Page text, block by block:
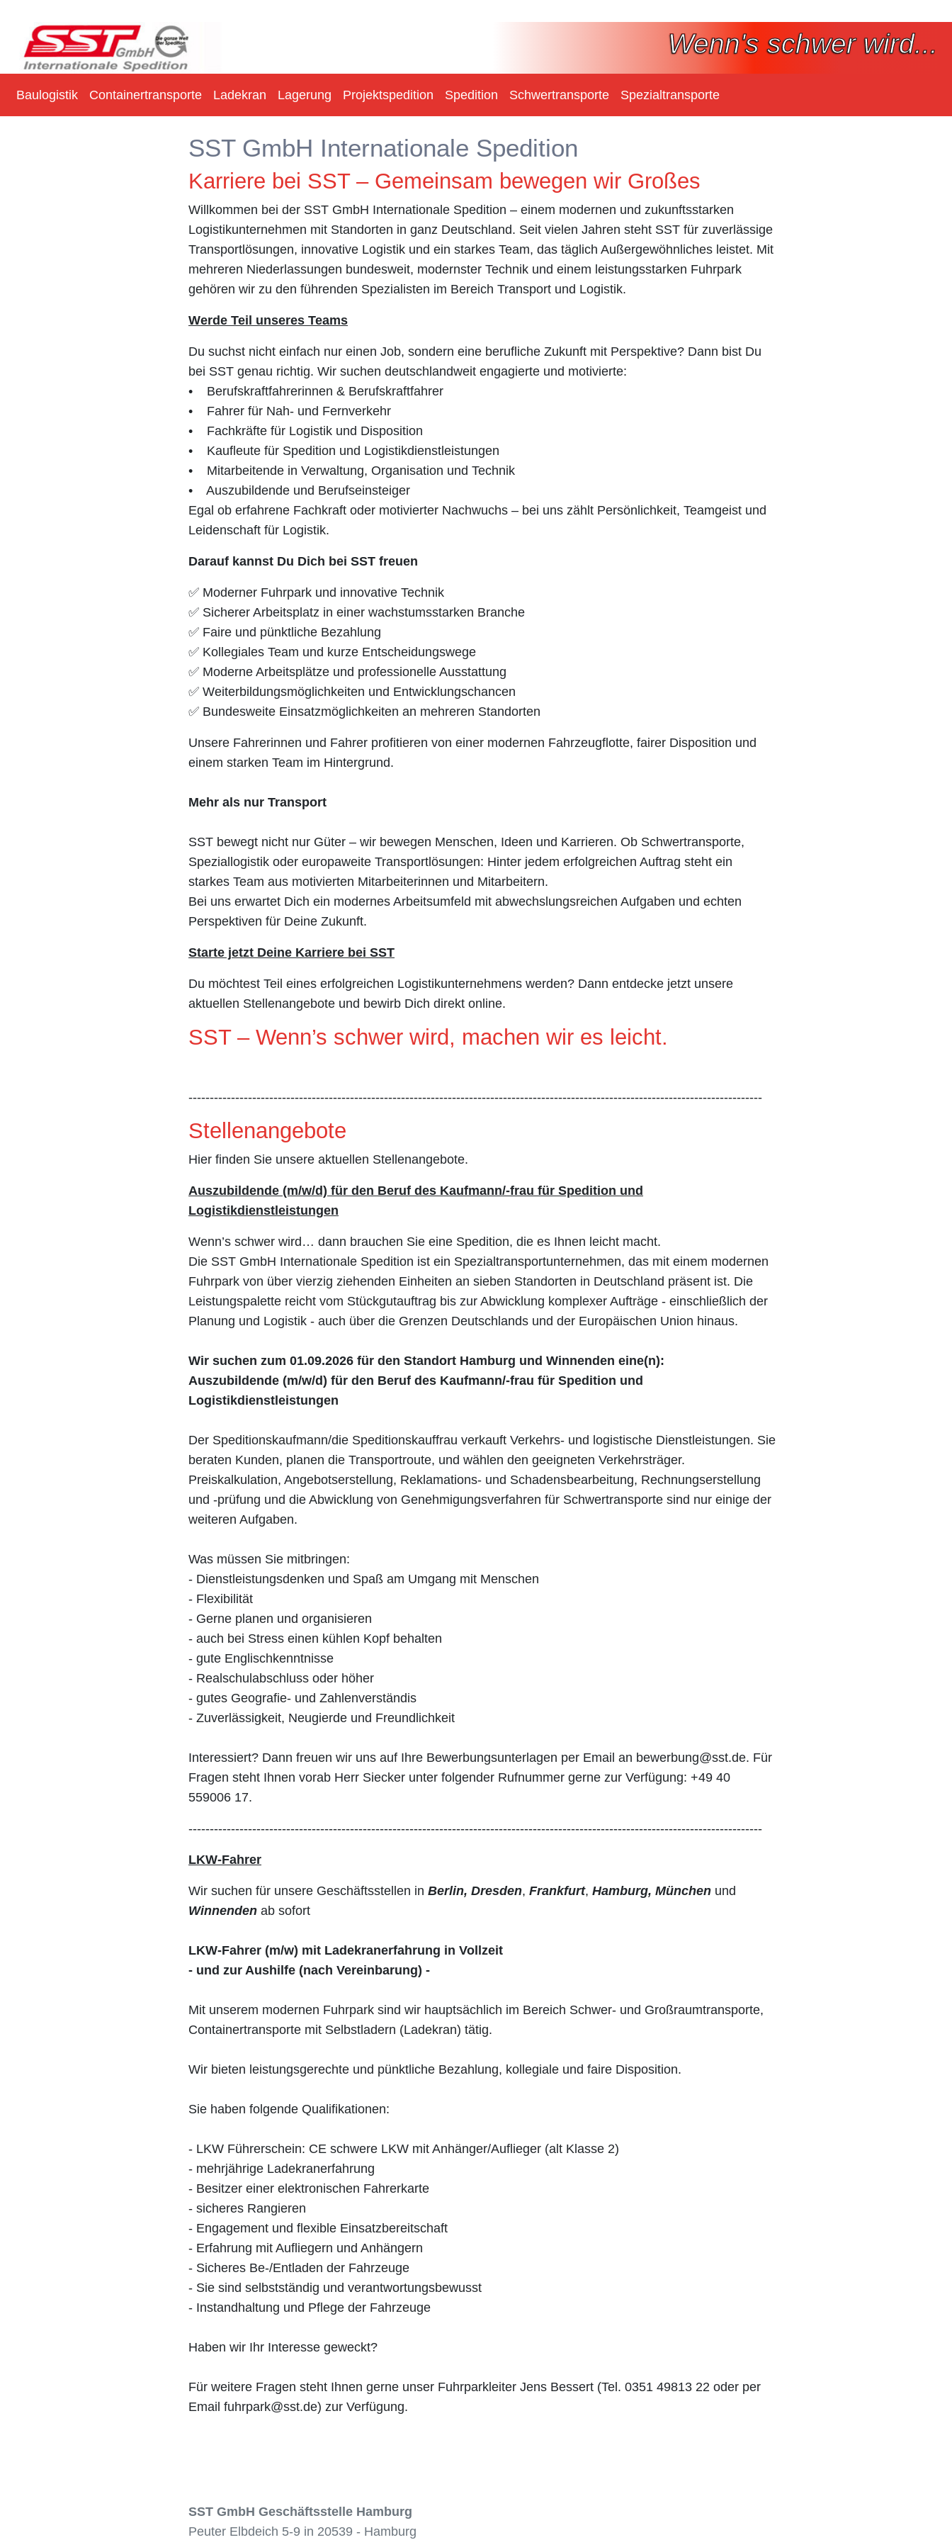
Wenn's schwer wird...
Baulogistik Containertransporte Ladekran Lagerung Projektspedition Spedition Schwertransporte Spezialtransporte
SST GmbH Internationale Spedition
Karriere bei SST – Gemeinsam bewegen wir Großes
Willkommen bei der SST GmbH Internationale Spedition – einem modernen und zukunftsstarken
Logistikunternehmen mit Standorten in ganz Deutschland. Seit vielen Jahren steht SST für zuverlässige
Transportlösungen, innovative Logistik und ein starkes Team, das täglich Außergewöhnliches leistet. Mit
mehreren Niederlassungen bundesweit, modernster Technik und einem leistungsstarken Fuhrpark
gehören wir zu den führenden Spezialisten im Bereich Transport und Logistik.
Werde Teil unseres Teams
Du suchst nicht einfach nur einen Job, sondern eine berufliche Zukunft mit Perspektive? Dann bist Du
bei SST genau richtig. Wir suchen deutschlandweit engagierte und motivierte:
• Berufskraftfahrerinnen & Berufskraftfahrer
• Fahrer für Nah- und Fernverkehr
• Fachkräfte für Logistik und Disposition
• Kaufleute für Spedition und Logistikdienstleistungen
• Mitarbeitende in Verwaltung, Organisation und Technik
• Auszubildende und Berufseinsteiger
Egal ob erfahrene Fachkraft oder motivierter Nachwuchs – bei uns zählt Persönlichkeit, Teamgeist und
Leidenschaft für Logistik.
Darauf kannst Du Dich bei SST freuen
✅ Moderner Fuhrpark und innovative Technik
✅ Sicherer Arbeitsplatz in einer wachstumsstarken Branche
✅ Faire und pünktliche Bezahlung
✅ Kollegiales Team und kurze Entscheidungswege
✅ Moderne Arbeitsplätze und professionelle Ausstattung
✅ Weiterbildungsmöglichkeiten und Entwicklungschancen
✅ Bundesweite Einsatzmöglichkeiten an mehreren Standorten
Unsere Fahrerinnen und Fahrer profitieren von einer modernen Fahrzeugflotte, fairer Disposition und
einem starken Team im Hintergrund.
Mehr als nur Transport
SST bewegt nicht nur Güter – wir bewegen Menschen, Ideen und Karrieren. Ob Schwertransporte,
Speziallogistik oder europaweite Transportlösungen: Hinter jedem erfolgreichen Auftrag steht ein
starkes Team aus motivierten Mitarbeiterinnen und Mitarbeitern.
Bei uns erwartet Dich ein modernes Arbeitsumfeld mit abwechslungsreichen Aufgaben und echten
Perspektiven für Deine Zukunft.
Starte jetzt Deine Karriere bei SST
Du möchtest Teil eines erfolgreichen Logistikunternehmens werden? Dann entdecke jetzt unsere
aktuellen Stellenangebote und bewirb Dich direkt online.
SST – Wenn’s schwer wird, machen wir es leicht.
---------------------------------------------------------------------------------------------------------------------------------------
Stellenangebote
Hier finden Sie unsere aktuellen Stellenangebote.
Auszubildende (m/w/d) für den Beruf des Kaufmann/-frau für Spedition und
Logistikdienstleistungen
Wenn’s schwer wird… dann brauchen Sie eine Spedition, die es Ihnen leicht macht.
Die SST GmbH Internationale Spedition ist ein Spezialtransportunternehmen, das mit einem modernen
Fuhrpark von über vierzig ziehenden Einheiten an sieben Standorten in Deutschland präsent ist. Die
Leistungspalette reicht vom Stückgutauftrag bis zur Abwicklung komplexer Aufträge - einschließlich der
Planung und Logistik - auch über die Grenzen Deutschlands und der Europäischen Union hinaus.
Wir suchen zum 01.09.2026 für den Standort Hamburg und Winnenden eine(n):
Auszubildende (m/w/d) für den Beruf des Kaufmann/-frau für Spedition und
Logistikdienstleistungen
Der Speditionskaufmann/die Speditionskauffrau verkauft Verkehrs- und logistische Dienstleistungen. Sie
beraten Kunden, planen die Transportroute, und wählen den geeigneten Verkehrsträger.
Preiskalkulation, Angebotserstellung, Reklamations- und Schadensbearbeitung, Rechnungserstellung
und -prüfung und die Abwicklung von Genehmigungsverfahren für Schwertransporte sind nur einige der
weiteren Aufgaben.
Was müssen Sie mitbringen:
- Dienstleistungsdenken und Spaß am Umgang mit Menschen
- Flexibilität
- Gerne planen und organisieren
- auch bei Stress einen kühlen Kopf behalten
- gute Englischkenntnisse
- Realschulabschluss oder höher
- gutes Geografie- und Zahlenverständis
- Zuverlässigkeit, Neugierde und Freundlichkeit
Interessiert? Dann freuen wir uns auf Ihre Bewerbungsunterlagen per Email an bewerbung@sst.de. Für
Fragen steht Ihnen vorab Herr Siecker unter folgender Rufnummer gerne zur Verfügung: +49 40
559006 17.
---------------------------------------------------------------------------------------------------------------------------------------
LKW-Fahrer
Wir suchen für unsere Geschäftsstellen in Berlin, Dresden, Frankfurt, Hamburg, München und
Winnenden ab sofort
LKW-Fahrer (m/w) mit Ladekranerfahrung in Vollzeit
- und zur Aushilfe (nach Vereinbarung) -
Mit unserem modernen Fuhrpark sind wir hauptsächlich im Bereich Schwer- und Großraumtransporte,
Containertransporte mit Selbstladern (Ladekran) tätig.
Wir bieten leistungsgerechte und pünktliche Bezahlung, kollegiale und faire Disposition.
Sie haben folgende Qualifikationen:
- LKW Führerschein: CE schwere LKW mit Anhänger/Auflieger (alt Klasse 2)
- mehrjährige Ladekranerfahrung
- Besitzer einer elektronischen Fahrerkarte
- sicheres Rangieren
- Engagement und flexible Einsatzbereitschaft
- Erfahrung mit Aufliegern und Anhängern
- Sicheres Be-/Entladen der Fahrzeuge
- Sie sind selbstständig und verantwortungsbewusst
- Instandhaltung und Pflege der Fahrzeuge
Haben wir Ihr Interesse geweckt?
Für weitere Fragen steht Ihnen gerne unser Fuhrparkleiter Jens Bessert (Tel. 0351 49813 22 oder per
Email fuhrpark@sst.de) zur Verfügung.
SST GmbH Geschäftsstelle Hamburg
Peuter Elbdeich 5-9 in 20539 - Hamburg